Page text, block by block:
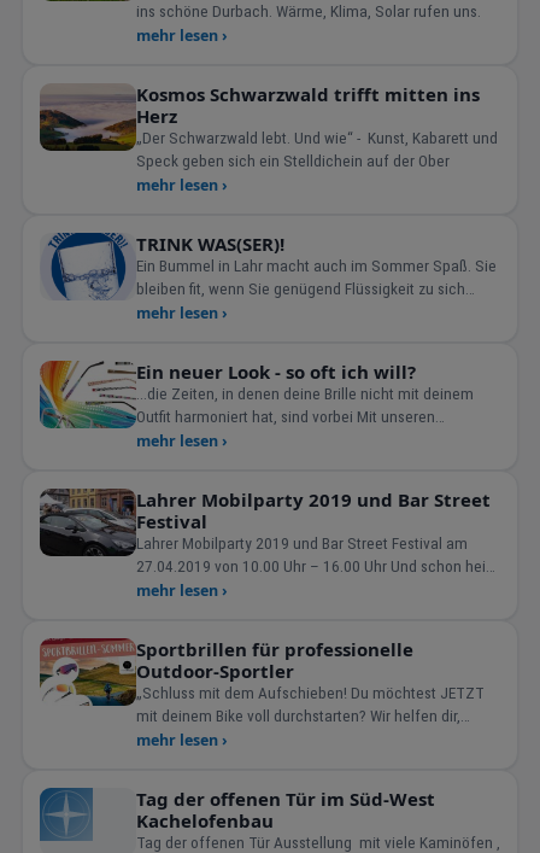
ins schöne Durbach. Wärme, Klima, Solar rufen uns.
mehr lesen ›
Kosmos Schwarzwald trifft mitten ins
Herz
„Der Schwarzwald lebt. Und wie“ - Kunst, Kabarett und
Speck geben sich ein Stelldichein auf der Ober
mehr lesen ›
TRINK WAS(SER)!
Ein Bummel in Lahr macht auch im Sommer Spaß. Sie
bleiben fit, wenn Sie genügend Flüssigkeit zu sich
nehmen. Wo Sie diesen Aufkleber sehen, können Sie
mehr lesen ›
Ein neuer Look - so oft ich will?
...die Zeiten, in denen deine Brille nicht mit deinem
Outfit harmoniert hat, sind vorbei Mit unseren
ChangeMe-Wechselb&u
mehr lesen ›
Lahrer Mobilparty 2019 und Bar Street
Festival
Lahrer Mobilparty 2019 und Bar Street Festival am
27.04.2019 von 10.00 Uhr – 16.00 Uhr Und schon heißt
es
mehr lesen ›
Sportbrillen für professionelle
Outdoor-Sportler
„Schluss mit dem Aufschieben! Du möchtest JETZT
mit deinem Bike voll durchstarten? Wir helfen dir,
deine
mehr lesen ›
Tag der offenen Tür im Süd-West
Kachelofenbau
Tag der offenen Tür Ausstellung mit viele Kaminöfen ,